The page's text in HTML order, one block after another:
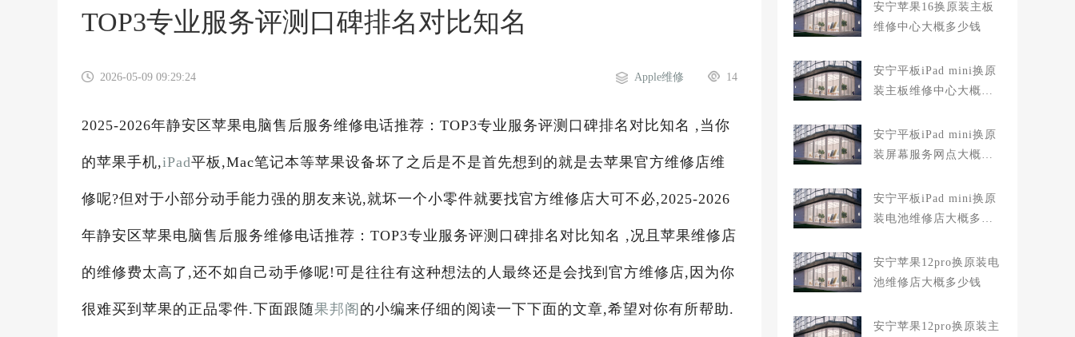
TOP3专业服务评测口碑排名对比知名
2026-05-09 09:29:24 14
Apple维修
2025-2026年静安区苹果电脑售后服务维修电话推荐：TOP3专业服务评测口碑排名对比知名 ,当你
的苹果手机,iPad平板,Mac笔记本等苹果设备坏了之后是不是首先想到的就是去苹果官方维修店维
修呢?但对于小部分动手能力强的朋友来说,就坏一个小零件就要找官方维修店大可不必,2025-2026
年静安区苹果电脑售后服务维修电话推荐：TOP3专业服务评测口碑排名对比知名 ,况且苹果维修店
的维修费太高了,还不如自己动手修呢!可是往往有这种想法的人最终还是会找到官方维修店,因为你
很难买到苹果的正品零件.下面跟随果邦阁 的小编来仔细的阅读一下下面的文章,希望对你有所帮助.
安宁苹果16换原装主板
维修中心大概多少钱
安宁平板iPad mini换原
装主板维修中心大概多
安宁平板iPad mini换原
装屏幕服务网点大概多
安宁平板iPad mini换原
装电池维修店大概多少
安宁苹果12pro换原装电
池维修店大概多少钱
安宁苹果12pro换原装主